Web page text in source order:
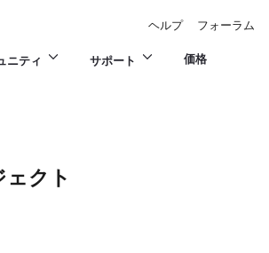
ヘルプ フォーラム
ニティ サポート 価格
クト